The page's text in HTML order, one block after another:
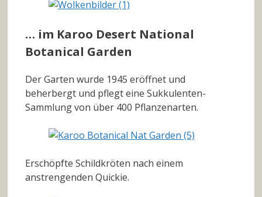
… im Karoo Desert National
Botanical Garden
Der Garten wurde 1945 eröffnet und
beherbergt und pflegt eine Sukkulenten-
Sammlung von über 400 Pflanzenarten.
Erschöpfte Schildkröten nach einem
anstrengenden Quickie.